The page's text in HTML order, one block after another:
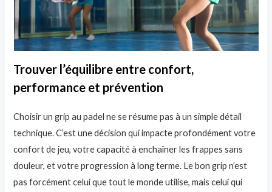
Trouver l’équilibre entre confort,
performance et prévention
Choisir un grip au padel ne se résume pas à un simple détail
technique. C’est une décision qui impacte profondément votre
confort de jeu, votre capacité à enchaîner les frappes sans
douleur, et votre progression à long terme. Le bon grip n’est
pas forcément celui que tout le monde utilise, mais celui qui